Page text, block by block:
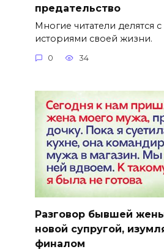
предательство
Многие читатели делятся
историями своей жизни.
0 34
Разговор бывшей
новой супругой,
финалом